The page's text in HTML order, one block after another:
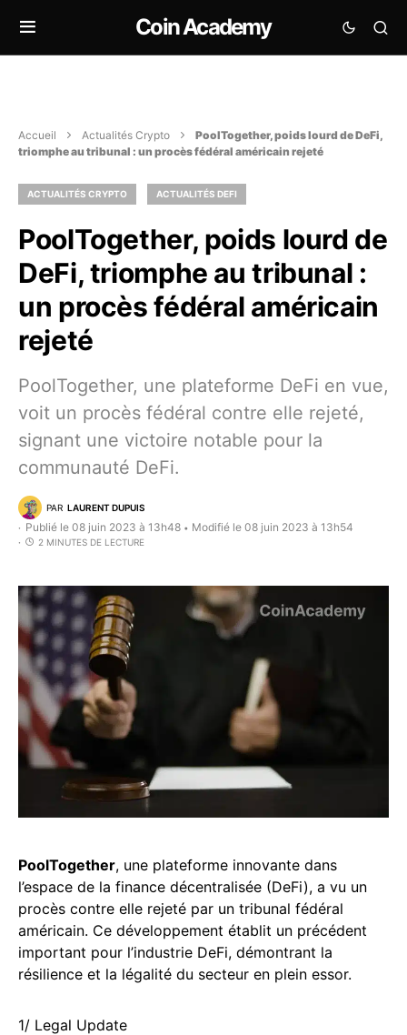
Coin Academy
Accueil Actualités Crypto
PoolTogether, poids lourd de DeFi,
triomphe au tribunal : un procès fédéral américain rejeté
ACTUALITÉS CRYPTO ACTUALITÉS DEFI
PoolTogether, poids lourd de
DeFi, triomphe au tribunal :
un procès fédéral américain
rejeté
PoolTogether, une plateforme DeFi en vue,
voit un procès fédéral contre elle rejeté,
signant une victoire notable pour la
communauté DeFi.
PAR LAURENT DUPUIS
Publié le 08 juin 2023 à 13h48 • Modifié le 08 juin 2023 à 13h54
2 MINUTES DE LECTURE
PoolTogether, une plateforme innovante dans
l’espace de la finance décentralisée (DeFi), a vu un
procès contre elle rejeté par un tribunal fédéral
américain. Ce développement établit un précédent
important pour l’industrie DeFi, démontrant la
résilience et la légalité du secteur en plein essor.
1/ Legal Update